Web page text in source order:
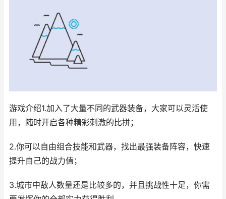
游戏介绍1.加入了大量不同的武器装备，大家可以灵活使
用，随时开启各种精彩刺激的比拼；
2.你可以自由组合技能和武器，找出最强装备阵容，快速
提升自己的战力值；
3.城市中敌人数量还是比较多的，并且挑战性十足，你需